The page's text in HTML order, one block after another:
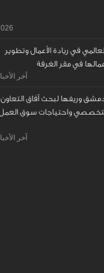
في ريادة الأعمال وتطوير
في مقر الغرفة
آخر
وريفها لبحث آفاق التعاون
واحتياجات سوق
آخر